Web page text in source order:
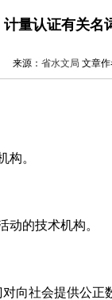
计量认证有关名
来源： 省水文局 文章作
构。
动的技术机构。
向社会提供公